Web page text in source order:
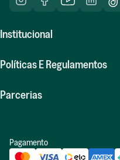
Institucional
Sobre Nós
Indique E Ganhe
Políticas E Regulamentos
Perguntas Frequentes (FAQ)
Políticas De Trocas E Devoluções
Parcerias
Revenda Positiv.a
Pagamento